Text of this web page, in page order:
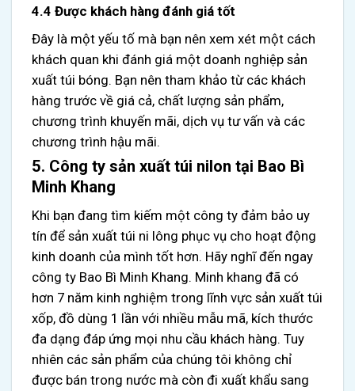
4.4 Được khách hàng đánh giá tốt
Đây là một yếu tố mà bạn nên xem xét một cách
khách quan khi đánh giá một doanh nghiệp sản
xuất túi bóng. Bạn nên tham khảo từ các khách
hàng trước về giá cả, chất lượng sản phẩm,
chương trình khuyến mãi, dịch vụ tư vấn và các
chương trình hậu mãi.
5. Công ty sản xuất túi nilon tại Bao Bì
Minh Khang
Khi bạn đang tìm kiếm một công ty đảm bảo uy
tín để sản xuất túi ni lông phục vụ cho hoạt động
kinh doanh của mình tốt hơn. Hãy nghĩ đến ngay
công ty Bao Bì Minh Khang. Minh khang đã có
hơn 7 năm kinh nghiệm trong lĩnh vực sản xuất túi
xốp, đồ dùng 1 lần với nhiều mẫu mã, kích thước
đa dạng đáp ứng mọi nhu cầu khách hàng. Tuy
nhiên các sản phẩm của chúng tôi không chỉ
được bán trong nước mà còn đi xuất khẩu sang